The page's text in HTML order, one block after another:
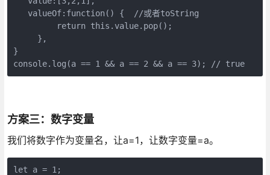
   valueOf:function() {  //或者toString
         return this.value.pop();
     },
}
console.log(a == 1 && a == 2 && a == 3); // true
方案三：数字变量
我们将数字作为变量名，让a=1，让数字变量=a。
let a = 1;